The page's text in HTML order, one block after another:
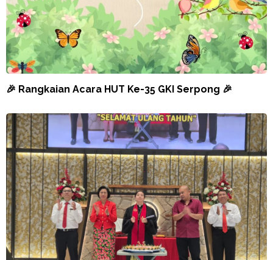
🎉 Rangkaian Acara HUT Ke-35 GKI Serpong 🎉